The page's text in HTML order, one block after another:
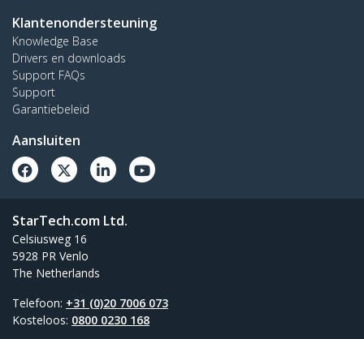
Klantenondersteuning
Knowledge Base
Drivers en downloads
Support FAQs
Support
Garantiebeleid
Aansluiten
StarTech.com Ltd.
Celsiusweg 16
5928 PR Venlo
The Netherlands
Telefoon: +31 (0)20 7006 073
Kosteloos: 0800 0230 168